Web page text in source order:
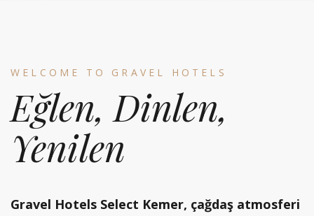
WELCOME TO GRAVEL HOTELS
Eğlen, Dinlen,
Yenilen
Gravel Hotels Select Kemer, çağdaş atmosferi